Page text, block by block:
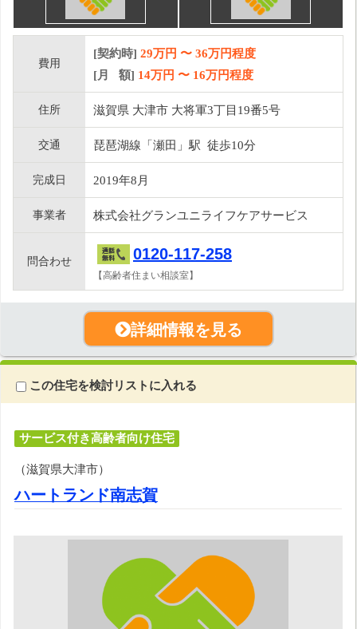
費用
[契約時] 29万円 〜 36万円程度
[月 額] 14万円 〜 16万円程度
住所 滋賀県 大津市 大将軍3丁目19番5号
交通 琵琶湖線「瀬田」駅 徒歩10分
完成日 2019年8月
事業者 株式会社グランユニライフケアサービス
問合わせ 0120-117-258
【高齢者住まい相談室】
詳細情報を見る
この住宅を検討リストに入れる
サービス付き高齢者向け住宅
（滋賀県大津市）
ハートランド南志賀